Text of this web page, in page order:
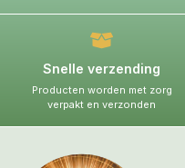
Snelle verzending
Producten worden met zorg
verpakt en verzonden